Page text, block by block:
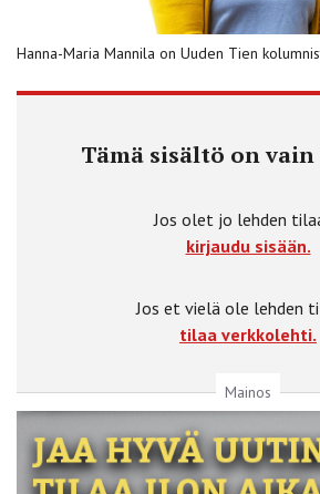
Hanna-Maria Mannila on Uuden Tien
Tämä sisältö on
Jos olet jo lehden
kirjaudu sisään.
Jos et vielä ole lehden
tilaa verkkolehti.
Mainos